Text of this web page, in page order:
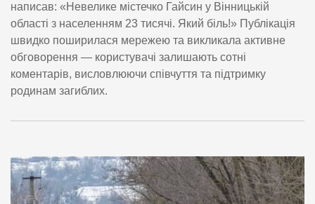
написав: «Невелике містечко Гайсин у Вінницькій
області з населенням 23 тисячі. Який біль!» Публікація
швидко поширилася мережею та викликала активне
обговорення — користувачі залишають сотні
коментарів, висловлюючи співчуття та підтримку
родинам загиблих.